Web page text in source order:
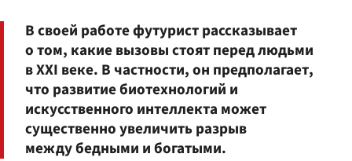
В своей работе футурист рассказывает
о том, какие вызовы стоят перед людьми
в XXI веке. В частности, он предполагает,
что развитие биотехнологий и
искусственного интеллекта может
существенно увеличить разрыв
между бедными и богатыми.